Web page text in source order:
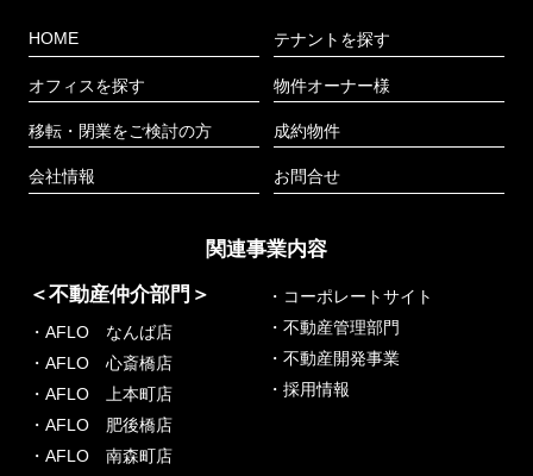
HOME
オフィスを探す
移転・閉業をご検討の方
会社情報
テナントを探す
物件オーナー様
成約物件
お問合せ
関連事業内容
＜不動産仲介部門＞
・AFLO なんば店
・AFLO 心斎橋店
・AFLO 上本町店
・AFLO 肥後橋店
・AFLO 南森町店
・コーポレートサイト
・不動産管理部門
・不動産開発事業
・採用情報